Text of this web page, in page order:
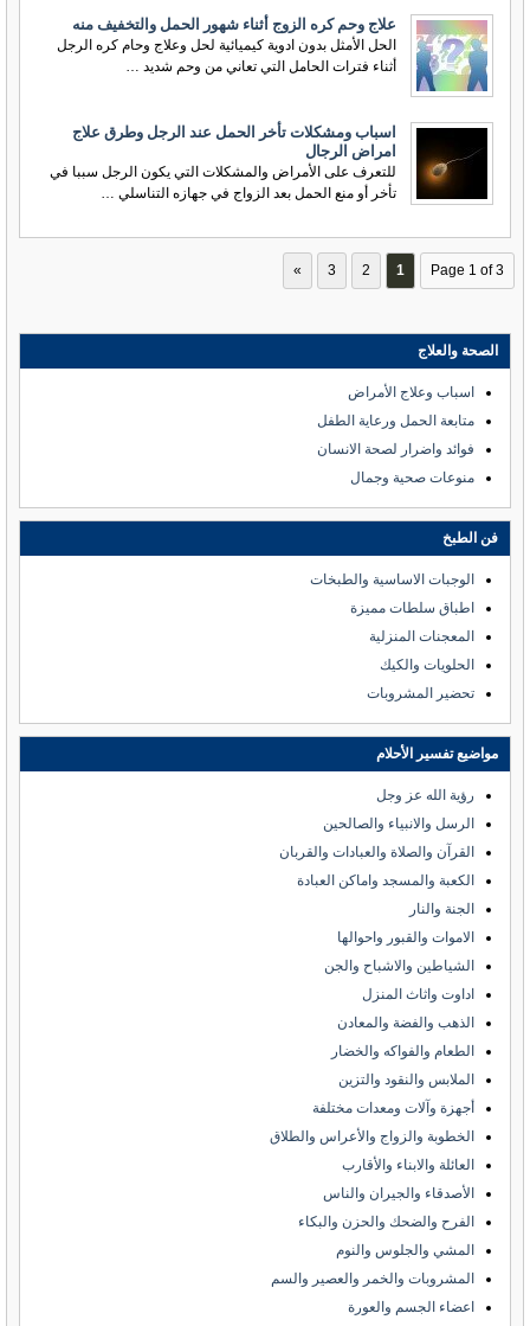
علاج وحم كره الزوج أثناء شهور الحمل والتخفيف منه
الحل الأمثل بدون ادوية كيميائية لحل وعلاج وحام كره الرجل
أثناء فترات الحامل التي تعاني من وحم شديد …
اسباب ومشكلات تأخر الحمل عند الرجل وطرق علاج
امراض الرجال
للتعرف على الأمراض والمشكلات التي يكون الرجل سببا في
تأخر أو منع الحمل بعد الزواج في جهازه التناسلي …
Page 1 of 3
1
2
3
»
الصحة والعلاج
اسباب وعلاج الأمراض
متابعة الحمل ورعاية الطفل
فوائد واضرار لصحة الانسان
منوعات صحية وجمال
فن الطبخ
الوجبات الاساسية والطبخات
اطباق سلطات مميزة
المعجنات المنزلية
الحلويات والكيك
تحضير المشروبات
مواضيع تفسير الأحلام
رؤية الله عز وجل
الرسل والانبياء والصالحين
القرآن والصلاة والعبادات والقربان
الكعبة والمسجد واماكن العبادة
الجنة والنار
الاموات والقبور واحوالها
الشياطين والاشباح والجن
اداوت واثاث المنزل
الذهب والفضة والمعادن
الطعام والفواكه والخضار
الملابس والنقود والتزين
أجهزة وآلات ومعدات مختلفة
الخطوبة والزواج والأعراس والطلاق
العائلة والابناء والأقارب
الأصدقاء والجيران والناس
الفرح والضحك والحزن والبكاء
المشي والجلوس والنوم
المشروبات والخمر والعصير والسم
اعضاء الجسم والعورة